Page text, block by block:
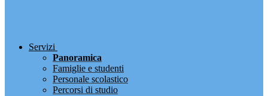
Servizi
Panoramica
Famiglie e studenti
Personale scolastico
Percorsi di studio